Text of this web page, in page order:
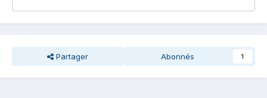
Partager Abonnés 1